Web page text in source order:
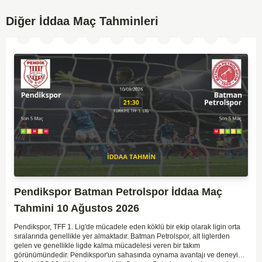
Diğer İddaa Maç Tahminleri
Pendikspor Batman Petrolspor İddaa Maç
Tahmini 10 Ağustos 2026
Pendikspor, TFF 1. Lig'de mücadele eden köklü bir ekip olarak ligin orta
sıralarında genellikle yer almaktadır. Batman Petrolspor, alt liglerden
gelen ve genellikle ligde kalma mücadelesi veren bir takım
görünümündedir. Pendikspor'un sahasında oynama avantajı ve deneyimi,